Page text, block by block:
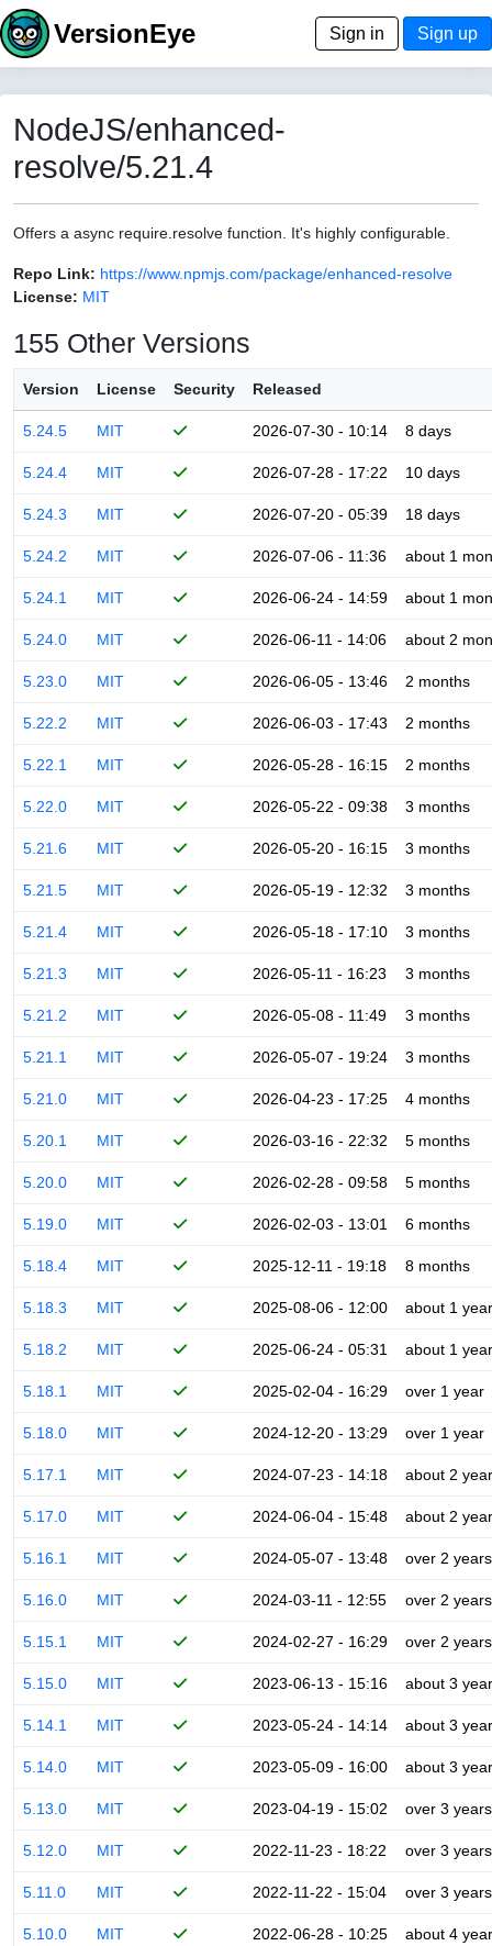
VersionEye Sign in Sign up
NodeJS/enhanced-
resolve/5.21.4
Offers a async require.resolve function. It's highly configurable.
Repo Link: https://www.npmjs.com/package/enhanced-resolve
License: MIT
155 Other Versions
Version License Security Released
5.24.5 MIT 2026-07-30 - 10:14 8 days
5.24.4 MIT 2026-07-28 - 17:22 10 days
5.24.3 MIT 2026-07-20 - 05:39 18 days
5.24.2 MIT 2026-07-06 - 11:36 about 1
5.24.1 MIT 2026-06-24 - 14:59 about 1
5.24.0 MIT 2026-06-11 - 14:06 about 2
5.23.0 MIT 2026-06-05 - 13:46 2 months
5.22.2 MIT 2026-06-03 - 17:43 2 months
5.22.1 MIT 2026-05-28 - 16:15 2 months
5.22.0 MIT 2026-05-22 - 09:38 3 months
5.21.6 MIT 2026-05-20 - 16:15 3 months
5.21.5 MIT 2026-05-19 - 12:32 3 months
5.21.4 MIT 2026-05-18 - 17:10 3 months
5.21.3 MIT 2026-05-11 - 16:23 3 months
5.21.2 MIT 2026-05-08 - 11:49 3 months
5.21.1 MIT 2026-05-07 - 19:24 3 months
5.21.0 MIT 2026-04-23 - 17:25 4 months
5.20.1 MIT 2026-03-16 - 22:32 5 months
5.20.0 MIT 2026-02-28 - 09:58 5 months
5.19.0 MIT 2026-02-03 - 13:01 6 months
5.18.4 MIT 2025-12-11 - 19:18 8 months
5.18.3 MIT 2025-08-06 - 12:00 about 1 year
5.18.2 MIT 2025-06-24 - 05:31 about 1 year
5.18.1 MIT 2025-02-04 - 16:29 over 1 year
5.18.0 MIT 2024-12-20 - 13:29 over 1 year
5.17.1 MIT 2024-07-23 - 14:18 about 2
5.17.0 MIT 2024-06-04 - 15:48 about 2
5.16.1 MIT 2024-05-07 - 13:48 over 2 years
5.16.0 MIT 2024-03-11 - 12:55 over 2 years
5.15.1 MIT 2024-02-27 - 16:29 over 2 years
5.15.0 MIT 2023-06-13 - 15:16 about 3
5.14.1 MIT 2023-05-24 - 14:14 about 3
5.14.0 MIT 2023-05-09 - 16:00 about 3
5.13.0 MIT 2023-04-19 - 15:02 over 3 years
5.12.0 MIT 2022-11-23 - 18:22 over 3 years
5.11.0 MIT 2022-11-22 - 15:04 over 3 years
5.10.0 MIT 2022-06-28 - 10:25 about 4